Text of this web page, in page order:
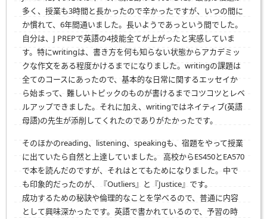
多く、授業も3時間と長かったので辛かったですが、いつの間に
か慣れて、6年間通いました。長いようであっという間でした。
自分は、J PREPで英語の4技能全てが上がったと実感していま
す。特にwritingは、書き方を何も知らない状態からアカデミッ
クな作文をある程度かけるまでになりました。writingの課題は
全てのコースにあったので、基本的な日常に関するエッセイか
ら始まって、難しいトピックのものが書けるまでコツコツとレベ
ルアップできました。それに加え、writingではネイティブ(英語
母語)の先生が添削してくれたのでありがたかったです。
そのほかのreading、listening、speakingも、宿題をやって授業
に出ていたら自然と上達していました。 高校からES450とEA570
で本を読んだのですが、それはとてもためになりました。中で
も印象的だったのが、『Outliers』と『Justice』です。
成功するための秘訣や倫理的なことを学べるので、普通に内容
として興味深かったです。英語で書かれているので、予習の時